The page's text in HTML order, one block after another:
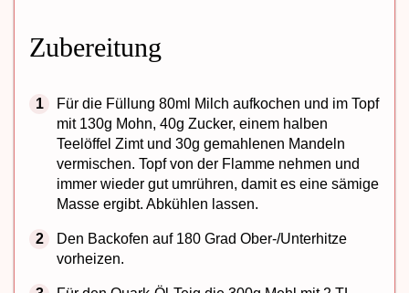
Zubereitung
Für die Füllung 80ml Milch aufkochen und im Topf
mit 130g Mohn, 40g Zucker, einem halben
Teelöffel Zimt und 30g gemahlenen Mandeln
vermischen. Topf von der Flamme nehmen und
immer wieder gut umrühren, damit es eine sämige
Masse ergibt. Abkühlen lassen.
Den Backofen auf 180 Grad Ober-/Unterhitze
vorheizen.